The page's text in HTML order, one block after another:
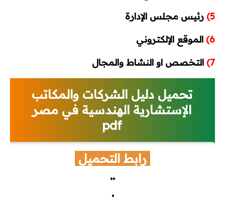
5) رئيس مجلس الإدارة
6) الموقع الإلكتروني
7) التخصص او النشاط والمجال
تحميل دليل الشركات والمكاتب
الإستشارية الهندسية في مصر
pdf
رابط التحميل
..
.